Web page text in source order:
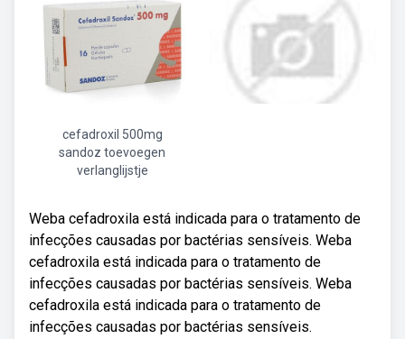
cefadroxil 500mg
sandoz toevoegen
verlanglijstje
Weba cefadroxila está indicada para o tratamento de
infecções causadas por bactérias sensíveis. Weba
cefadroxila está indicada para o tratamento de
infecções causadas por bactérias sensíveis. Weba
cefadroxila está indicada para o tratamento de
infecções causadas por bactérias sensíveis.